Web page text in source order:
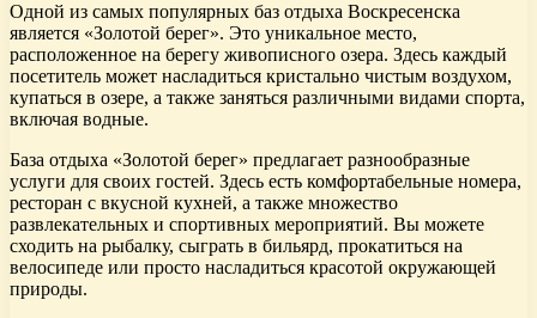
Одной из самых популярных баз отдыха Воскресенска
является «Золотой берег». Это уникальное место,
расположенное на берегу живописного озера. Здесь каждый
посетитель может насладиться кристально чистым воздухом,
купаться в озере, а также заняться различными видами спорта,
включая водные.
База отдыха «Золотой берег» предлагает разнообразные
услуги для своих гостей. Здесь есть комфортабельные номера,
ресторан с вкусной кухней, а также множество
развлекательных и спортивных мероприятий. Вы можете
сходить на рыбалку, сыграть в бильярд, прокатиться на
велосипеде или просто насладиться красотой окружающей
природы.